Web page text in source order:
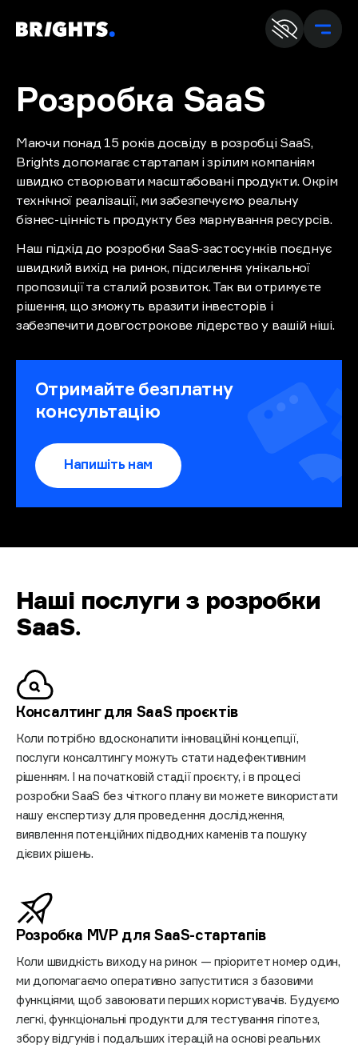
Ua
Розробка SaaS
Маючи понад 15 років досвіду в розробці SaaS,
Brights допомагає стартапам і зрілим компаніям
швидко створювати масштабовані продукти. Окрім
технічної реалізації, ми забезпечуємо реальну
бізнес-цінність продукту без марнування ресурсів.
Наш підхід до розробки SaaS-застосунків поєднує
швидкий вихід на ринок, підсилення унікальної
пропозиції та сталий розвиток. Так ви отримуєте
рішення, що зможуть вразити інвесторів і
забезпечити довгострокове лідерство у вашій ніші.
Отримайте безплатну
консультацію
Напишіть нам
Наші послуги з розробки
SaaS.
Консалтинг для SaaS проєктів
Коли потрібно вдосконалити інноваційні концепції,
послуги консалтингу можуть стати надефективним
рішенням. І на початковій стадії проєкту, і в процесі
розробки SaaS без чіткого плану ви можете використати
нашу експертизу для проведення дослідження,
виявлення потенційних підводних каменів та пошуку
дієвих рішень.
Розробка MVP для SaaS-стартапів
Коли швидкість виходу на ринок — пріоритет номер один,
ми допомагаємо оперативно запуститися з базовими
функціями, щоб завоювати перших користувачів. Будуємо
легкі, функціональні продукти для тестування гіпотез,
збору відгуків і подальших ітерацій на основі реальних